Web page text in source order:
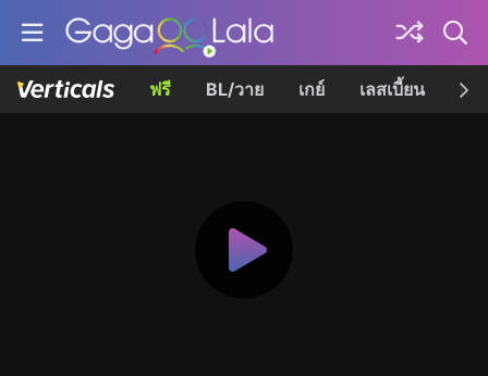
ฟรี BL/วาย เกย์ เลสเบี้ยน เค